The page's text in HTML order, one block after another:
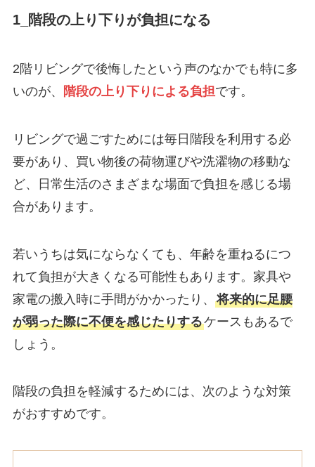
1_階段の上り下りが負担になる
2階リビングで後悔したという声のなかでも特に多
いのが、
階段の上り下りによる負担です。
リビングで過ごすためには毎日階段を利用する必
要があり、買い物後の荷物運びや洗濯物の移動な
ど、日常生活のさまざまな場面で負担を感じる場
合があります。
若いうちは気にならなくても、年齢を重ねるにつ
れて負担が大きくなる可能性もあります。家具や
家電の搬入時に手間がかかったり、 将来的に足腰
が弱った際に不便を感じたりするケースもあるで
しょう。
階段の負担を軽減するためには、次のような対策
がおすすめです。